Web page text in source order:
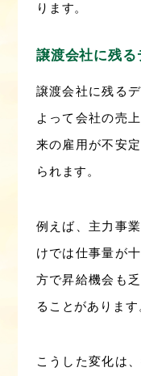
ります。
譲渡会社に残る
譲渡会社に残る
よって会社の売
来の雇用が不安
られます。
例えば、主力事
けでは仕事量が
方で昇給機会も
ることがあります
こうした変化は